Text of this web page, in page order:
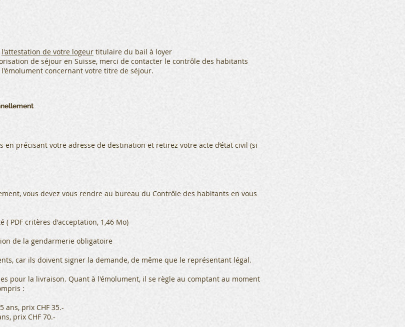
l'attestation de votre logeur titulaire du bail à loyer
de séjour en Suisse, merci de contacter le contrôle des habitants
concernant votre titre de séjour.
précisant votre adresse de destination et retirez votre acte d’état civil (si
vous devez vous rendre au bureau du Contrôle des habitants en vous
( PDF critères d'acceptation, 1,46 Mo)
de la gendarmerie obligatoire
car ils doivent signer la demande, de même que le représentant légal.
pour la livraison. Quant à l'émolument, il se règle au comptant au moment
:
ans, prix CHF 35.-
prix CHF 70.-